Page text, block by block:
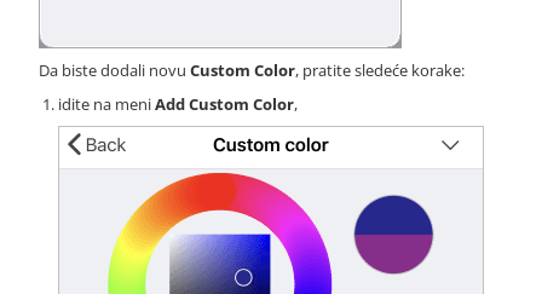
Da biste dodali novu Custom Color, pratite sledeće korake:
idite na meniAdd Custom Color,